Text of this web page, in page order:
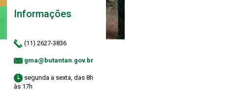
Informações
(11) 2627-3836
gma@butantan.gov.br
segunda a sexta, das 8h
às 17h